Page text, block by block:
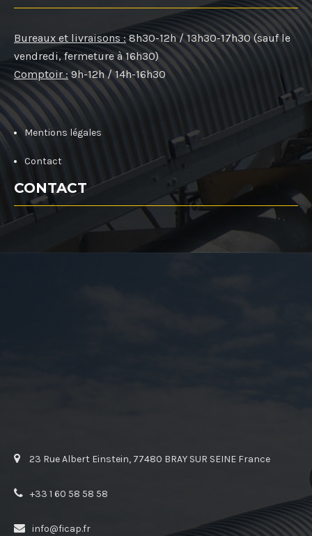
Bureaux et livraisons : 8h30-12h / 13h30-17h30 (sauf le
vendredi, fermeture à 16h30)
Comptoir : 9h-12h / 14h-16h30
Mentions légales
Contact
CONTACT
23 Rue Albert Einstein, 77480 BRAY SUR SEINE France
+33 1 60 58 58 58
info@ficap.fr